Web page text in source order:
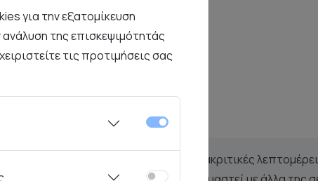
Χαρακτηριστικά
οργανικές φόρμες με διακριτικές
για την εξατομίκευση
ανάλυση της επισκεψιμότητάς
τις προτιμήσεις σας